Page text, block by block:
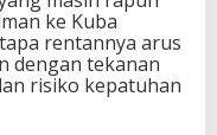
ke Kuba
rentannya arus
dengan tekanan
risiko kepatuhan